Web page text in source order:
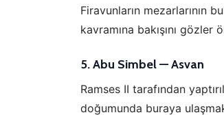
Firavunların mezarlarının
kavramına bakışını gözler
5.Abu Simbel — Asvan
Ramses II tarafından
doğumunda buraya